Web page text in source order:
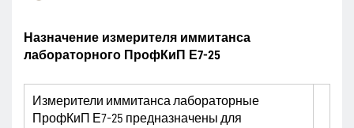
Назначение измерителя иммитанса
лабораторного ПрофКиП Е7-25
Измерители иммитанса лабораторные
ПрофКиП Е7-25 предназначены для